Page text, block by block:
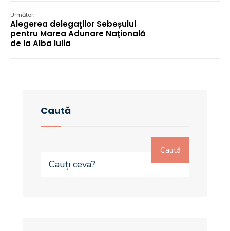
Următor:
Alegerea delegaţilor Sebeșului
pentru Marea Adunare Naţională
de la Alba Iulia
Caută
Caută